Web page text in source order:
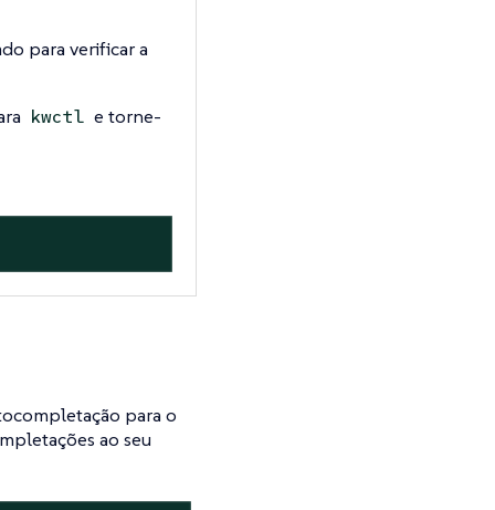
para verificar a
kwctl e torne-
para o
ao seu